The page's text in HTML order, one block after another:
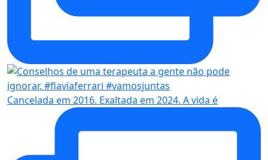
Cancelada em 2016. Exaltada em 2024. A vida é